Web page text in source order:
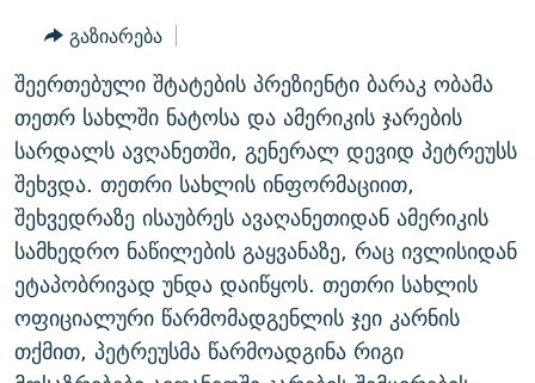
60 ᲓᲔᲪᲘᲑᲔᲚᲘ
ᲒᲐᲜᲙᲘᲗᲮᲕᲘᲡ ᲓᲦᲔ
ᲓᲘᲚᲘᲡ ᲡᲐᲣᲑᲠᲔᲑᲘ
ᲛᲝᲚᲐᲞᲐᲠᲐᲙᲔ ᲢᲔᲥᲡᲢᲔᲑᲘ
ᲨᲘᲜ - ᲣᲪᲮᲝᲔᲗᲨᲘ
ᲚᲘᲢᲔᲠᲐᲢᲣᲠᲣᲚᲘ ᲬᲐᲮᲜᲐᲒᲔᲑᲘ
ᲐᲛᲔᲠᲘᲙᲣᲚᲘ ᲛᲝᲗᲮᲠᲝᲑᲐ
ᲤᲔᲜᲝᲕᲐᲜᲘ - 2.10
ᲗᲥᲕᲔᲜᲘ ᲞᲣᲑᲚᲘᲙᲐᲪᲘᲔᲑᲘ
ᲞᲠᲝᲔᲥᲢᲔᲑᲘ
ᲣᲙᲠᲐᲘᲜᲐᲨᲘ ᲓᲐᲦᲣᲞᲣᲚᲘ ᲥᲐᲠᲗᲕᲔᲚᲘ ᲛᲔᲑᲠᲫᲝᲚᲔᲑᲘ - 2022
ᲓᲐᲛᲝᲣᲙᲘᲓᲔᲑᲚᲝᲑᲘᲡ 100 ᲬᲔᲚᲘ
ᲩᲔᲛᲘ ᲡᲘᲙᲕᲓᲘᲚᲘᲡ ᲛᲘᲖᲔᲖᲘᲐ COVID-19
11 ᲬᲔᲚᲘ - 11 ᲐᲛᲑᲐᲕᲘ
ᲡᲐᲞᲐᲠᲚᲐᲛᲔᲜᲢᲝ ᲐᲠᲩᲔᲕᲜᲔᲑᲘᲡ ᲘᲡᲢᲝᲠᲘᲐ
ᲑᲐᲕᲨᲕᲔᲑᲘ ᲞᲠᲝᲡᲢᲘᲢᲣᲪᲘᲐᲨᲘ - ᲐᲛᲝᲣᲗᲥᲛᲔᲚᲘ ᲐᲛᲑᲐᲕᲘ
ЭХО КАВКАЗА
ᲒᲐᲛᲝᲘᲬᲔᲠᲔ
გაზიარება
შეერთებული შტატების პრეზიენტი ბარაკ ობამა
თეთრ სახლში ნატოსა და ამერიკის ჯარების
სარდალს ავღანეთში, გენერალ დევიდ პეტრეუსს
შეხვდა. თეთრი სახლის ინფორმაციით,
შეხვედრაზე ისაუბრეს ავაღანეთიდან ამერიკის
სამხედრო ნაწილების გაყვანაზე, რაც ივლისიდან
ეტაპობრივად უნდა დაიწყოს. თეთრი სახლის
ოფიციალური წარმომადგენლის ჯეი კარნის
თქმით, პეტრეუსმა წარმოადგინა რიგი